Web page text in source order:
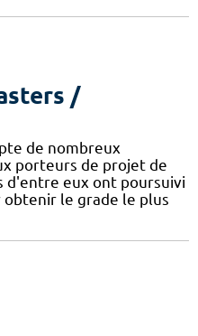
/
de nombreux
porteurs de projet de
d'entre eux ont poursuivi
le grade le plus